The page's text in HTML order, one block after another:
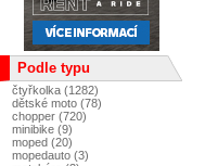
Podle typu
čtyřkolka (1282)
dětské moto (78)
chopper (720)
minibike (9)
moped (20)
mopedauto (3)